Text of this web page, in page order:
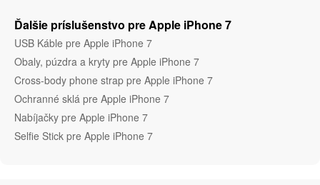
Ďalšie príslušenstvo pre Apple iPhone 7
USB Káble pre Apple iPhone 7
Obaly, púzdra a kryty pre Apple iPhone 7
Cross-body phone strap pre Apple iPhone 7
Ochranné sklá pre Apple iPhone 7
Nabíjačky pre Apple iPhone 7
Selfie Stick pre Apple iPhone 7